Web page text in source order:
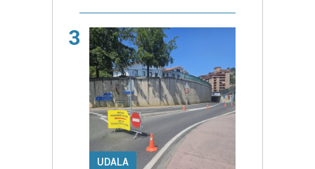
3
UDALA